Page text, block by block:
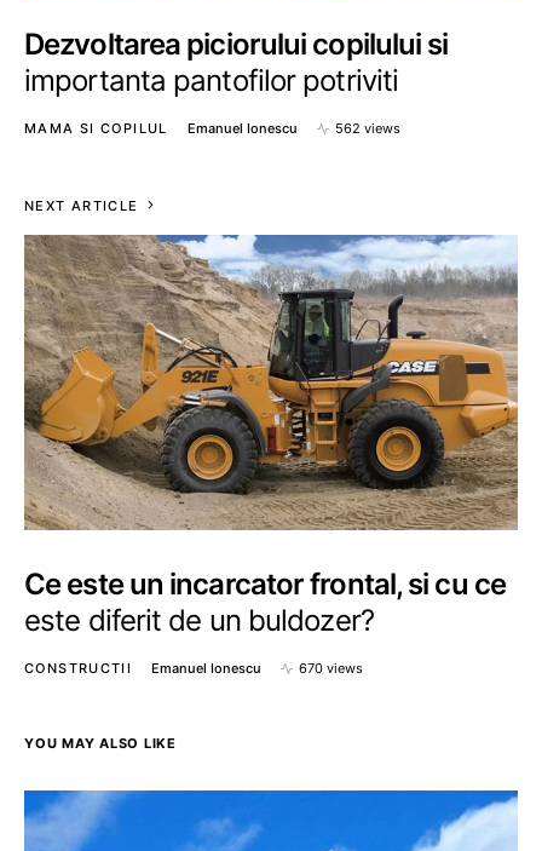
Dezvoltarea piciorului copilului si
importanta pantofilor potriviti
MAMA SI COPILUL Emanuel Ionescu 562 views
NEXT ARTICLE
Ce este un incarcator frontal, si cu ce
este diferit de un buldozer?
CONSTRUCTII Emanuel Ionescu 670 views
YOU MAY ALSO LIKE